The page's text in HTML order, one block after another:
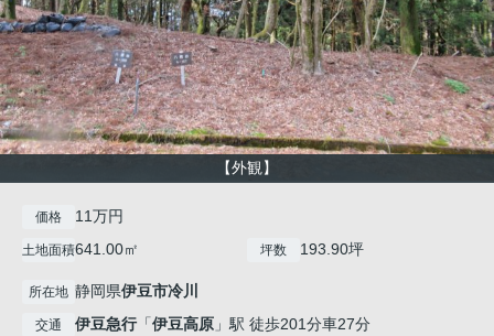
【外観】
価格 11万円
土地面積641.00㎡ 坪数 193.90坪
所在地 静岡県伊豆市冷川
交通 伊豆急行「伊豆高原 」駅 徒歩201分車27分